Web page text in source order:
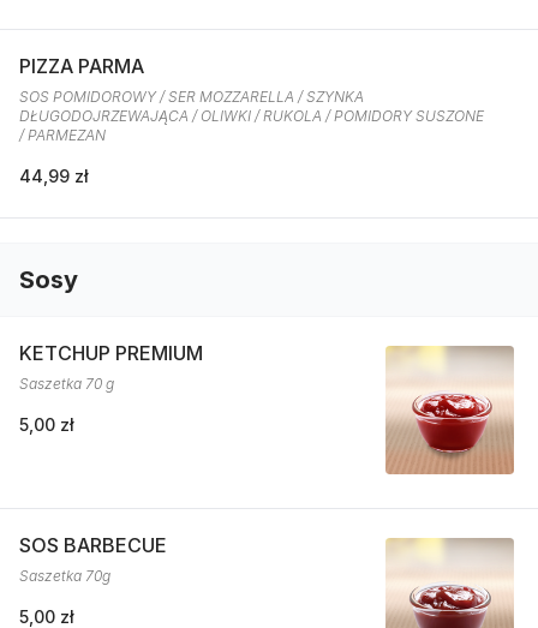
PIZZA PARMA
SOS POMIDOROWY / SER MOZZARELLA / SZYNKA
DŁUGODOJRZEWAJĄCA / OLIWKI / RUKOLA / POMIDORY SUSZONE
/ PARMEZAN
44,99 zł
Sosy
KETCHUP PREMIUM
Saszetka 70 g
5,00 zł
SOS BARBECUE
Saszetka 70g
5,00 zł